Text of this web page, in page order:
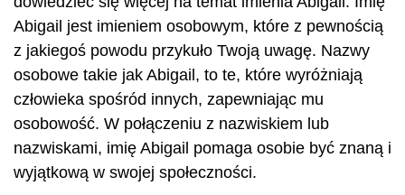
Abigail jest imieniem osobowym, które z pewnością
z jakiegoś powodu przykuło Twoją uwagę. Nazwy
osobowe takie jak Abigail, to te, które wyróżniają
człowieka spośród innych, zapewniając mu
osobowość. W połączeniu z nazwiskiem lub
nazwiskami, imię Abigail pomaga osobie być znaną i
wyjątkową w swojej społeczności.